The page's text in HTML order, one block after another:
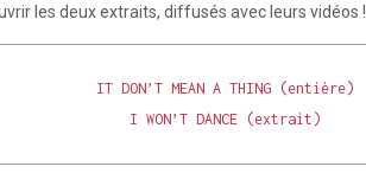
les deux extraits, diffusés avec leurs vidéos !
IT DON’T MEAN A THING (entière)
I WON’T DANCE (extrait)